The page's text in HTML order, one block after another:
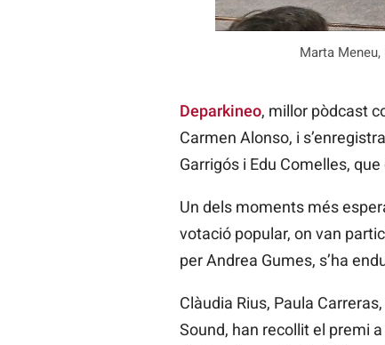
Marta
Deparkineo, millor pòdcast
Carmen Alonso, i
Garrigós i Edu Comelles,
Un dels moments més
votació popular, on van
per Andrea Gumes, s’ha
Clàudia Rius, Paula
Sound, han recollit el premi